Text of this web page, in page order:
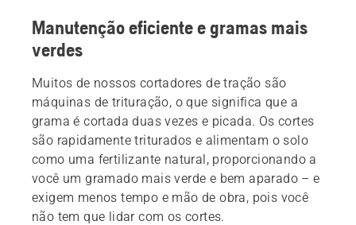
Manutenção eficiente e gramas mais
verdes
Muitos de nossos cortadores de tração são
máquinas de trituração, o que significa que a
grama é cortada duas vezes e picada. Os cortes
são rapidamente triturados e alimentam o solo
como uma fertilizante natural, proporcionando a
você um gramado mais verde e bem aparado – e
exigem menos tempo e mão de obra, pois você
não tem que lidar com os cortes.